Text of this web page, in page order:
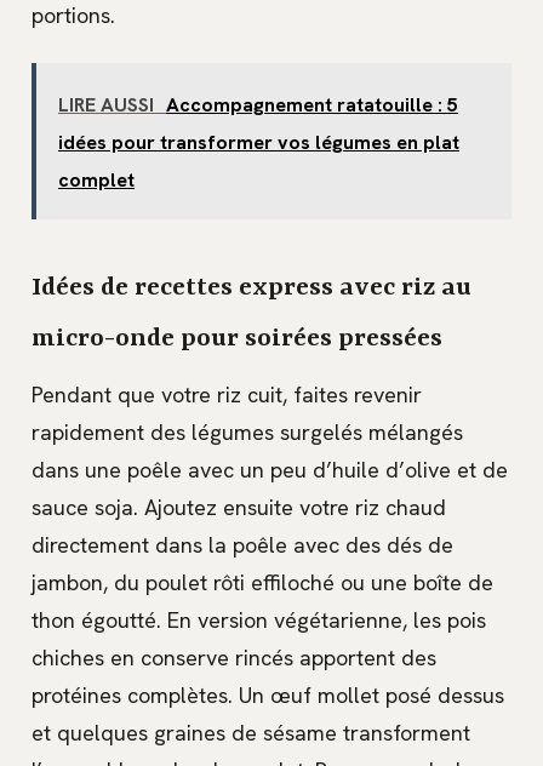
portions.
LIRE AUSSI Accompagnement ratatouille : 5
idées pour transformer vos légumes en plat
complet
Idées de recettes express avec riz au
micro-onde pour soirées pressées
Pendant que votre riz cuit, faites revenir
rapidement des légumes surgelés mélangés
dans une poêle avec un peu d’huile d’olive et de
sauce soja. Ajoutez ensuite votre riz chaud
directement dans la poêle avec des dés de
jambon, du poulet rôti effiloché ou une boîte de
thon égoutté. En version végétarienne, les pois
chiches en conserve rincés apportent des
protéines complètes. Un œuf mollet posé dessus
et quelques graines de sésame transforment